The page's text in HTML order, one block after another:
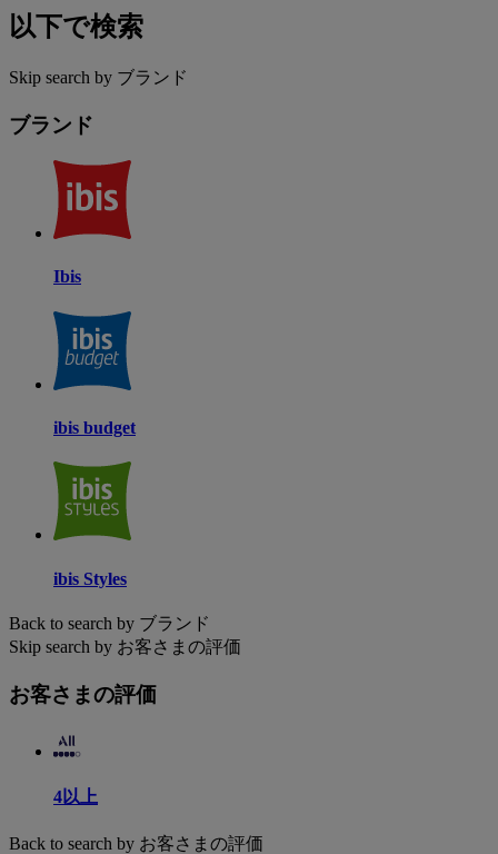
以下で検索
Skip search by ブランド
ブランド
Ibis
ibis budget
ibis Styles
Back to search by ブランド
Skip search by お客さまの評価
お客さまの評価
4以上
Back to search by お客さまの評価